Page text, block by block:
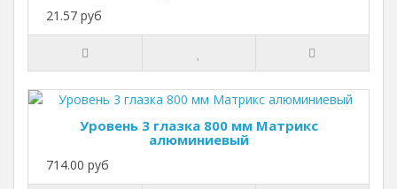
21.57 руб
Уровень 3 глазка 800 мм Матрикс
алюминиевый
714.00 руб